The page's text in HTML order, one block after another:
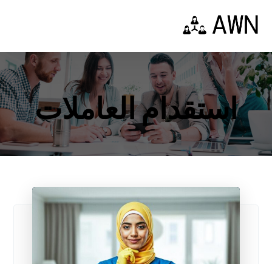
استقدام العاملات